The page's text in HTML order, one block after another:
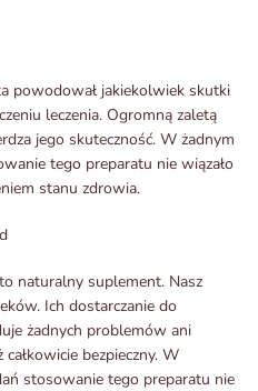
powodował jakiekolwiek skutki
leczenia. Ogromną zaletą
jego skuteczność. W żadnym
tego preparatu nie wiązało
stanu zdrowia.
naturalny suplement. Nasz
Ich dostarczanie do
żadnych problemów ani
bezpieczny. W
stosowanie tego preparatu nie